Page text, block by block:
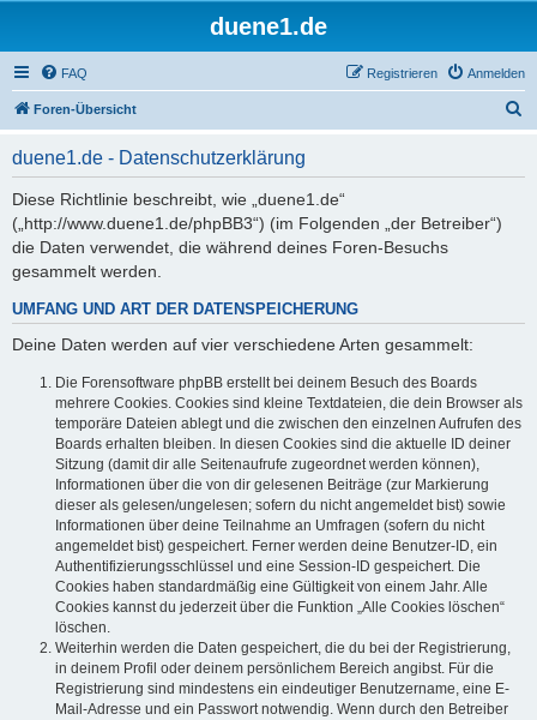
duene1.de
FAQ Anmelden
Registrieren
Foren-Übersicht
duene1.de - Datenschutzerklärung
Diese Richtlinie beschreibt, wie „duene1.de“
(„http://www.duene1.de/phpBB3“) (im Folgenden „der Betreiber“)
die Daten verwendet, die während deines Foren-Besuchs
gesammelt werden.
UMFANG UND ART DER DATENSPEICHERUNG
Deine Daten werden auf vier verschiedene Arten gesammelt:
Die Forensoftware phpBB erstellt bei deinem Besuch des Boards
mehrere Cookies. Cookies sind kleine Textdateien, die dein Browser als
temporäre Dateien ablegt und die zwischen den einzelnen Aufrufen des
Boards erhalten bleiben. In diesen Cookies sind die aktuelle ID deiner
Sitzung (damit dir alle Seitenaufrufe zugeordnet werden können),
Informationen über die von dir gelesenen Beiträge (zur Markierung
dieser als gelesen/ungelesen; sofern du nicht angemeldet bist) sowie
Informationen über deine Teilnahme an Umfragen (sofern du nicht
angemeldet bist) gespeichert. Ferner werden deine Benutzer-ID, ein
Authentifizierungsschlüssel und eine Session-ID gespeichert. Die
Cookies haben standardmäßig eine Gültigkeit von einem Jahr. Alle
Cookies kannst du jederzeit über die Funktion „Alle Cookies löschen“
löschen.
Weiterhin werden die Daten gespeichert, die du bei der Registrierung,
in deinem Profil oder deinem persönlichem Bereich angibst. Für die
Registrierung sind mindestens ein eindeutiger Benutzername, eine E-
Mail-Adresse und ein Passwort notwendig. Wenn durch den Betreiber